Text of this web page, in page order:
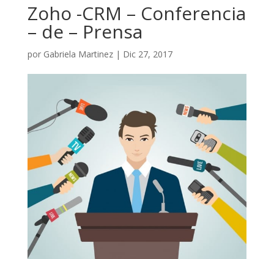
Zoho -CRM – Conferencia
– de – Prensa
por Gabriela Martinez| Dic 27, 2017